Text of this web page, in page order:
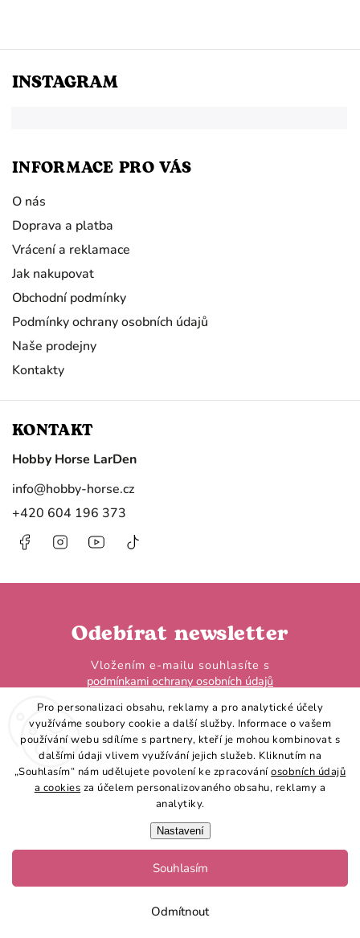
Pro personalizaci obsahu, reklamy a pro analytické účely
využíváme soubory cookie a další služby. Informace o vašem
používání webu sdílíme s partnery, kteří je mohou kombinovat s
dalšími údaji vlivem využívání jejich služeb. Kliknutím na
„Souhlasím“ nám udělujete povolení ke zpracováníosobních údajů
a cookies za účelem personalizovaného obsahu, reklamy a
analytiky.
Nastavení
Odmítnout
Souhlasím
INSTAGRAM
Odebírat newsletter
Vložením e-mailu souhlasíte s
podmínkami ochrany osobních údajů
Přihlásit se
INFORMACE PRO VÁS
O nás
Doprava a platba
Vrácení a reklamace
Jak nakupovat
Obchodní podmínky
Podmínky ochrany osobních údajů
Naše prodejny
Kontakty
KONTAKT
Hobby Horse LarDen
info@hobby-horse.cz
+420 604 196 373
FacebookInstagramhttps://www.youtube.com/
Vytvořil Shoptet
Hobby Horse LarDen